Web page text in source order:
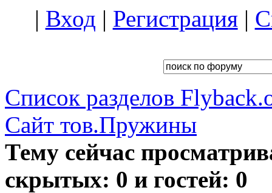
| Вход | Регистрация|
Список разделов
Сайт тов.Пружины
Тему сейчас
скрытых: 0 и гостей: 0